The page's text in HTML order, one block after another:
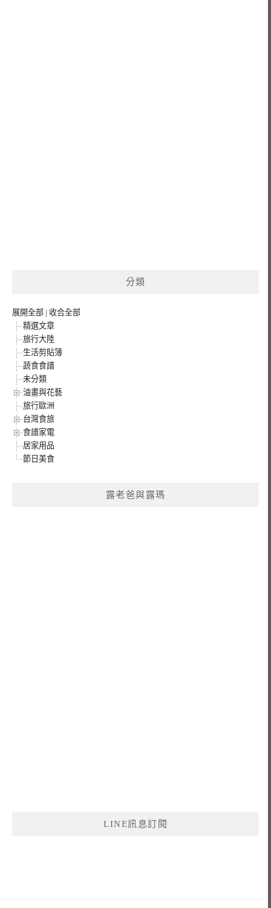
分類
展開全部 | 收合全部
精選文章
旅行大陸
生活剪貼簿
蔬食食譜
未分類
油畫與花藝
旅行歐洲
台灣食旅
食譜家電
居家用品
節日美食
露老爸與露瑪
LINE訊息訂閱